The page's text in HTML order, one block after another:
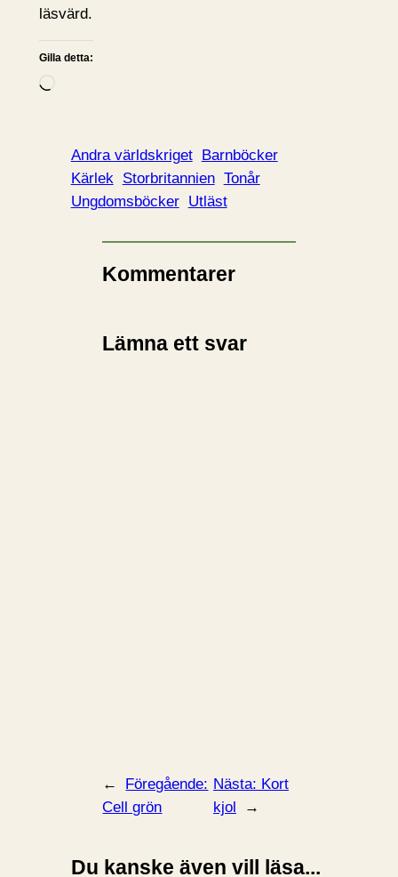
läsvärd.
Gilla detta:
L
Andra världskriget Barnböcker
Kärlek Storbritannien Tonår
Ungdomsböcker Utläst
Kommentarer
Lämna ett svar
←
Föregående:
Cell grön
Nästa: Kort
kjol
→
Du kanske även vill läsa...